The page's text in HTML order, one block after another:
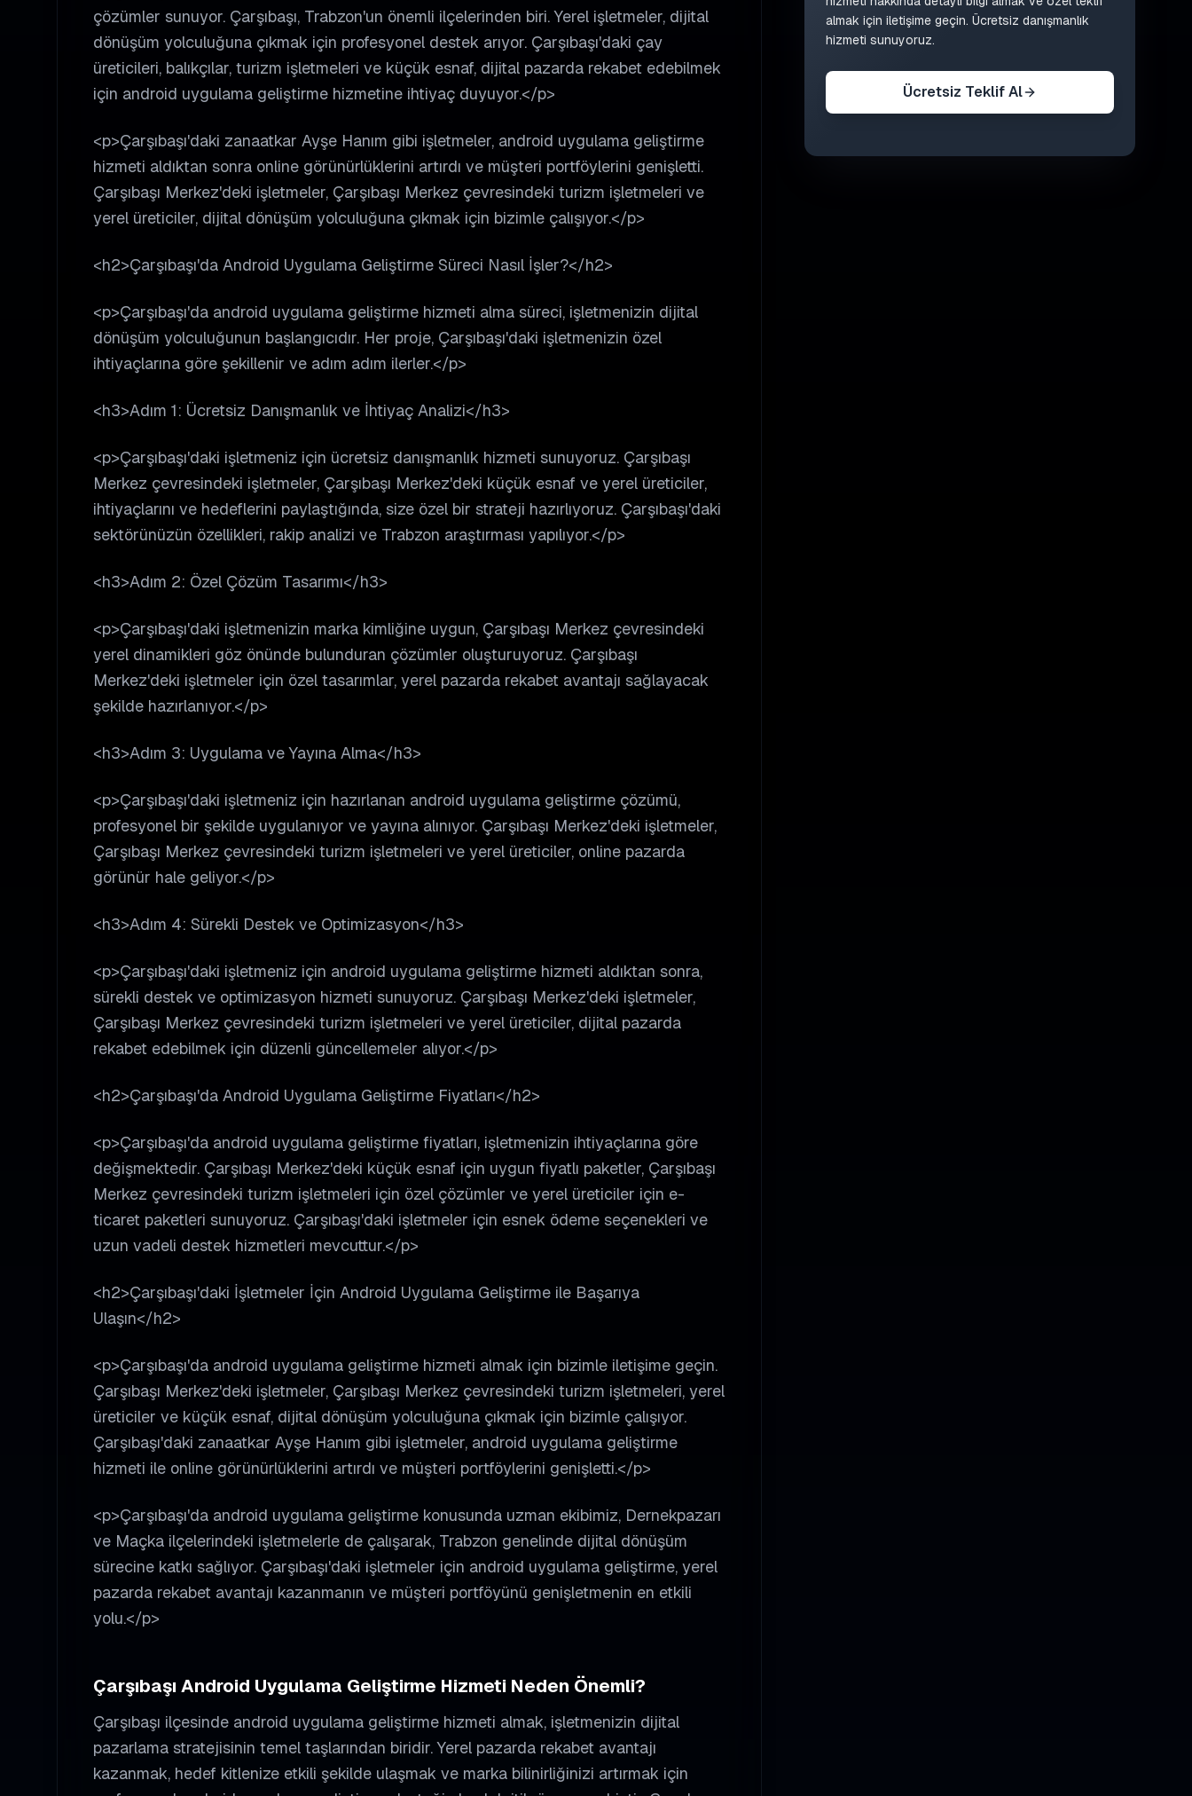
çözümler sunuyor. Çarşıbaşı, Trabzon'un önemli ilçelerinden biri. Yerel işletmeler, dijital
dönüşüm yolculuğuna çıkmak için profesyonel destek arıyor. Çarşıbaşı'daki çay
üreticileri, balıkçılar, turizm işletmeleri ve küçük esnaf, dijital pazarda rekabet edebilmek
için android uygulama geliştirme hizmetine ihtiyaç duyuyor.</p>
<p>Çarşıbaşı'daki zanaatkar Ayşe Hanım gibi işletmeler, android uygulama geliştirme
hizmeti aldıktan sonra online görünürlüklerini artırdı ve müşteri portföylerini genişletti.
Çarşıbaşı Merkez'deki işletmeler, Çarşıbaşı Merkez çevresindeki turizm işletmeleri ve
yerel üreticiler, dijital dönüşüm yolculuğuna çıkmak için bizimle çalışıyor.</p>
<h2>Çarşıbaşı'da Android Uygulama Geliştirme Süreci Nasıl İşler?</h2>
<p>Çarşıbaşı'da android uygulama geliştirme hizmeti alma süreci, işletmenizin dijital
dönüşüm yolculuğunun başlangıcıdır. Her proje, Çarşıbaşı'daki işletmenizin özel
ihtiyaçlarına göre şekillenir ve adım adım ilerler.</p>
<h3>Adım 1: Ücretsiz Danışmanlık ve İhtiyaç Analizi</h3>
<p>Çarşıbaşı'daki işletmeniz için ücretsiz danışmanlık hizmeti sunuyoruz. Çarşıbaşı
Merkez çevresindeki işletmeler, Çarşıbaşı Merkez'deki küçük esnaf ve yerel üreticiler,
ihtiyaçlarını ve hedeflerini paylaştığında, size özel bir strateji hazırlıyoruz. Çarşıbaşı'daki
sektörünüzün özellikleri, rakip analizi ve Trabzon araştırması yapılıyor.</p>
<h3>Adım 2: Özel Çözüm Tasarımı</h3>
<p>Çarşıbaşı'daki işletmenizin marka kimliğine uygun, Çarşıbaşı Merkez çevresindeki
yerel dinamikleri göz önünde bulunduran çözümler oluşturuyoruz. Çarşıbaşı
Merkez'deki işletmeler için özel tasarımlar, yerel pazarda rekabet avantajı sağlayacak
şekilde hazırlanıyor.</p>
<h3>Adım 3: Uygulama ve Yayına Alma</h3>
<p>Çarşıbaşı'daki işletmeniz için hazırlanan android uygulama geliştirme çözümü,
profesyonel bir şekilde uygulanıyor ve yayına alınıyor. Çarşıbaşı Merkez'deki işletmeler,
Çarşıbaşı Merkez çevresindeki turizm işletmeleri ve yerel üreticiler, online pazarda
görünür hale geliyor.</p>
<h3>Adım 4: Sürekli Destek ve Optimizasyon</h3>
<p>Çarşıbaşı'daki işletmeniz için android uygulama geliştirme hizmeti aldıktan sonra,
sürekli destek ve optimizasyon hizmeti sunuyoruz. Çarşıbaşı Merkez'deki işletmeler,
Çarşıbaşı Merkez çevresindeki turizm işletmeleri ve yerel üreticiler, dijital pazarda
rekabet edebilmek için düzenli güncellemeler alıyor.</p>
<h2>Çarşıbaşı'da Android Uygulama Geliştirme Fiyatları</h2>
<p>Çarşıbaşı'da android uygulama geliştirme fiyatları, işletmenizin ihtiyaçlarına göre
değişmektedir. Çarşıbaşı Merkez'deki küçük esnaf için uygun fiyatlı paketler, Çarşıbaşı
Merkez çevresindeki turizm işletmeleri için özel çözümler ve yerel üreticiler için e-
ticaret paketleri sunuyoruz. Çarşıbaşı'daki işletmeler için esnek ödeme seçenekleri ve
uzun vadeli destek hizmetleri mevcuttur.</p>
<h2>Çarşıbaşı'daki İşletmeler İçin Android Uygulama Geliştirme ile Başarıya
Ulaşın</h2>
<p>Çarşıbaşı'da android uygulama geliştirme hizmeti almak için bizimle iletişime geçin.
Çarşıbaşı Merkez'deki işletmeler, Çarşıbaşı Merkez çevresindeki turizm işletmeleri, yerel
üreticiler ve küçük esnaf, dijital dönüşüm yolculuğuna çıkmak için bizimle çalışıyor.
Çarşıbaşı'daki zanaatkar Ayşe Hanım gibi işletmeler, android uygulama geliştirme
hizmeti ile online görünürlüklerini artırdı ve müşteri portföylerini genişletti.</p>
<p>Çarşıbaşı'da android uygulama geliştirme konusunda uzman ekibimiz, Dernekpazarı
ve Maçka ilçelerindeki işletmelerle de çalışarak, Trabzon genelinde dijital dönüşüm
sürecine katkı sağlıyor. Çarşıbaşı'daki işletmeler için android uygulama geliştirme, yerel
pazarda rekabet avantajı kazanmanın ve müşteri portföyünü genişletmenin en etkili
yolu.</p>
Çarşıbaşı Android Uygulama Geliştirme Hizmeti Neden Önemli?
Çarşıbaşı ilçesinde android uygulama geliştirme hizmeti almak, işletmenizin dijital
pazarlama stratejisinin temel taşlarından biridir. Yerel pazarda rekabet avantajı
kazanmak, hedef kitlenize etkili şekilde ulaşmak ve marka bilinirliğinizi artırmak için
almak için iletişime geçin. Ücretsiz danışmanlık
hizmeti sunuyoruz.
Ücretsiz Teklif Al